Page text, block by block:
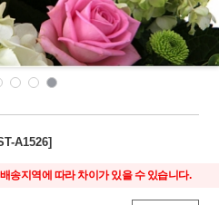
A1526]
송지역에 따라 차이가 있을 수 있습니다.